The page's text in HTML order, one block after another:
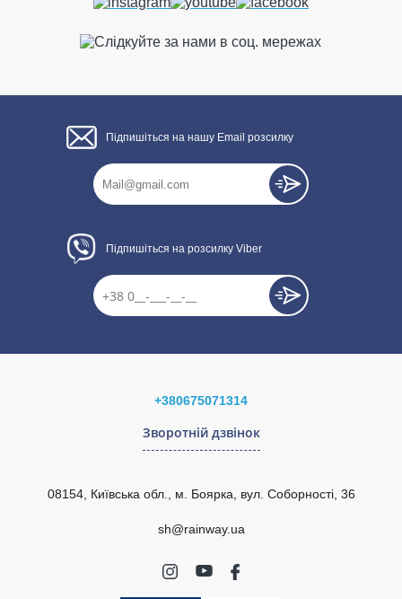
Підпишіться на нашу Email розсилку
Підпишіться на розсилку Viber
+380675071314
Зворотній дзвінок
08154, Київська обл., м. Боярка, вул. Соборності, 36
sh@rainway.ua